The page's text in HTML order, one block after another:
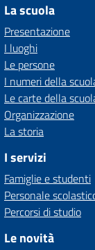
La scuola
Presentazione
I luoghi
Le persone
I numeri della
Le carte della
Organizzazione
La storia
I servizi
Famiglie e studenti
Personale
Percorsi di studio
Le novità